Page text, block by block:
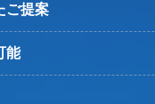
ご提案
能